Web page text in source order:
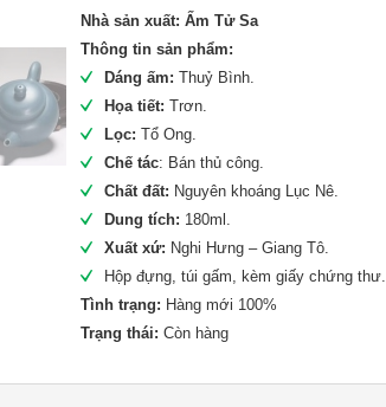
Nhà sản xuất: Ấm Tử Sa
Thông tin sản phẩm:
Dáng ấm: Thuỷ Bình.
Họa tiết: Trơn.
Lọc: Tổ Ong.
Chế tác: Bán thủ công.
Chất đất: Nguyên khoáng Lục Nê.
Dung tích: 180ml.
Xuất xứ: Nghi Hưng – Giang Tô.
Hộp đựng, túi gấm, kèm giấy chứng thư.
Tình trạng: Hàng mới 100%
Trạng thái: Còn hàng